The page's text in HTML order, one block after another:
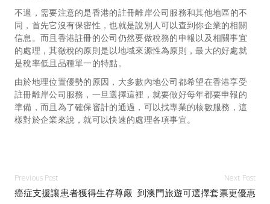
不過，需要注意的是香港的註冊離岸公司服務和其他地區的不
同，首先它沒有保密性，也就是說別人可以查到你企業的相關
信息。而且香港註冊的公司仍然要做稅務的申報以及相關事宜
的處理，其徵稅的原則是以地域來源性為原則，最大的好處就
是稅率低且品種單一的特點。
由於地理位置優勢的原因，大多數內地公司都希望在香港享受
註冊離岸公司服務，一旦選擇這裡，就要做好每年都要申報的
準備，而且為了確保審計的通過，可以找專業的核數服務 ，這
樣對於企業來說，就可以快速的處理各項事宜。
Previous Post
癌症支援讓患者獲得生存尊嚴
Next Post
到澳門旅遊可選擇套票更優惠